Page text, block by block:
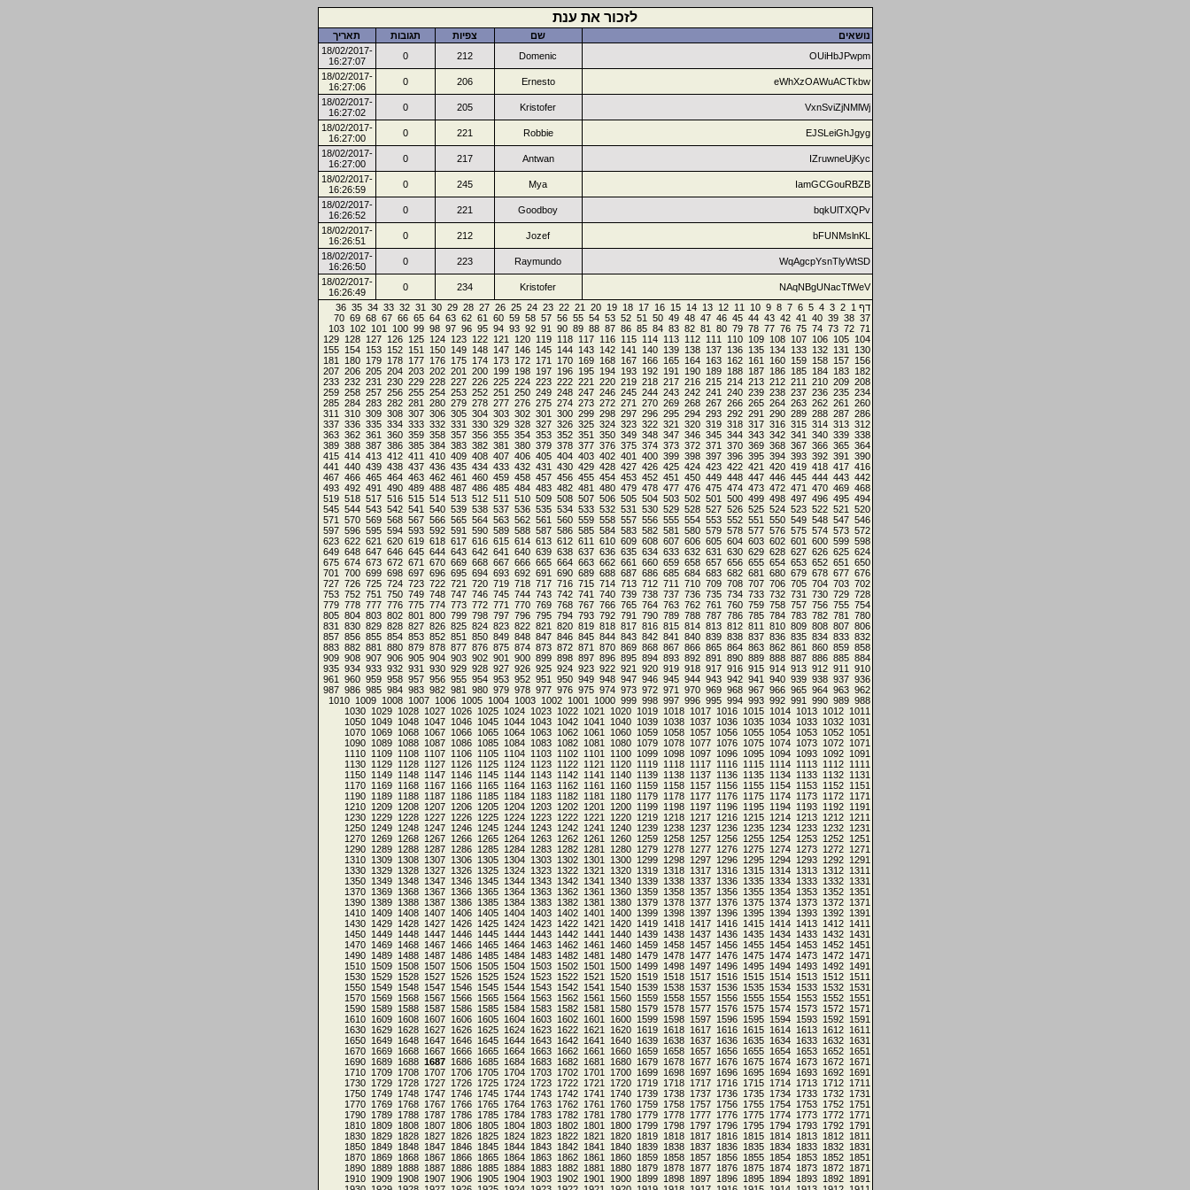
לזכור את ענת
נושאים שם צפיות תגובות
תאריך
OUiHbJPwpm
Domenic
212
0
18/02/2017-
16:27:07
eWhXzOAWuACTkbw
Ernesto
206
0
18/02/2017-
16:27:06
VxnSviZjNMlWj
Kristofer
205
0
18/02/2017-
16:27:02
EJSLeiGhJgyg
Robbie
221
0
18/02/2017-
16:27:00
IZruwneUjKyc
Antwan
217
0
18/02/2017-
16:27:00
IamGCGouRBZB
Mya
245
0
18/02/2017-
16:26:59
bqkUlTXQPv
Goodboy
221
0
18/02/2017-
16:26:52
bFUNMslnKL
Jozef
212
0
18/02/2017-
16:26:51
WqAgcpYsnTlyWtSD
Raymundo
223
0
18/02/2017-
16:26:50
NAqNBgUNacTfWeV
Kristofer
234
0
18/02/2017-
16:26:49
דף 1
2
3
4
5
6
7
8
9
10
11
12
13
14
15
16
17
18
19
20
21
22
23
24
25
26
27
28
29
30
31
32
33
34
35
36
37
38
39
40
41
42
43
44
45
46
47
48
49
50
51
52
53
54
55
56
57
58
59
60
61
62
63
64
65
66
67
68
69
70
71
72
73
74
75
76
77
78
79
80
81
82
83
84
85
86
87
88
89
90
91
92
93
94
95
96
97
98
99
100
101
102
103
104
105
106
107
108
109
110
111
112
113
114
115
116
117
118
119
120
121
122
123
124
125
126
127
128
129
130
131
132
133
134
135
136
137
138
139
140
141
142
143
144
145
146
147
148
149
150
151
152
153
154
155
156
157
158
159
160
161
162
163
164
165
166
167
168
169
170
171
172
173
174
175
176
177
178
179
180
181
182
183
184
185
186
187
188
189
190
191
192
193
194
195
196
197
198
199
200
201
202
203
204
205
206
207
208
209
210
211
212
213
214
215
216
217
218
219
220
221
222
223
224
225
226
227
228
229
230
231
232
233
234
235
236
237
238
239
240
241
242
243
244
245
246
247
248
249
250
251
252
253
254
255
256
257
258
259
260
261
262
263
264
265
266
267
268
269
270
271
272
273
274
275
276
277
278
279
280
281
282
283
284
285
286
287
288
289
290
291
292
293
294
295
296
297
298
299
300
301
302
303
304
305
306
307
308
309
310
311
312
313
314
315
316
317
318
319
320
321
322
323
324
325
326
327
328
329
330
331
332
333
334
335
336
337
338
339
340
341
342
343
344
345
346
347
348
349
350
351
352
353
354
355
356
357
358
359
360
361
362
363
364
365
366
367
368
369
370
371
372
373
374
375
376
377
378
379
380
381
382
383
384
385
386
387
388
389
390
391
392
393
394
395
396
397
398
399
400
401
402
403
404
405
406
407
408
409
410
411
412
413
414
415
416
417
418
419
420
421
422
423
424
425
426
427
428
429
430
431
432
433
434
435
436
437
438
439
440
441
442
443
444
445
446
447
448
449
450
451
452
453
454
455
456
457
458
459
460
461
462
463
464
465
466
467
468
469
470
471
472
473
474
475
476
477
478
479
480
481
482
483
484
485
486
487
488
489
490
491
492
493
494
495
496
497
498
499
500
501
502
503
504
505
506
507
508
509
510
511
512
513
514
515
516
517
518
519
520
521
522
523
524
525
526
527
528
529
530
531
532
533
534
535
536
537
538
539
540
541
542
543
544
545
546
547
548
549
550
551
552
553
554
555
556
557
558
559
560
561
562
563
564
565
566
567
568
569
570
571
572
573
574
575
576
577
578
579
580
581
582
583
584
585
586
587
588
589
590
591
592
593
594
595
596
597
598
599
600
601
602
603
604
605
606
607
608
609
610
611
612
613
614
615
616
617
618
619
620
621
622
623
624
625
626
627
628
629
630
631
632
633
634
635
636
637
638
639
640
641
642
643
644
645
646
647
648
649
650
651
652
653
654
655
656
657
658
659
660
661
662
663
664
665
666
667
668
669
670
671
672
673
674
675
676
677
678
679
680
681
682
683
684
685
686
687
688
689
690
691
692
693
694
695
696
697
698
699
700
701
702
703
704
705
706
707
708
709
710
711
712
713
714
715
716
717
718
719
720
721
722
723
724
725
726
727
728
729
730
731
732
733
734
735
736
737
738
739
740
741
742
743
744
745
746
747
748
749
750
751
752
753
754
755
756
757
758
759
760
761
762
763
764
765
766
767
768
769
770
771
772
773
774
775
776
777
778
779
780
781
782
783
784
785
786
787
788
789
790
791
792
793
794
795
796
797
798
799
800
801
802
803
804
805
806
807
808
809
810
811
812
813
814
815
816
817
818
819
820
821
822
823
824
825
826
827
828
829
830
831
832
833
834
835
836
837
838
839
840
841
842
843
844
845
846
847
848
849
850
851
852
853
854
855
856
857
858
859
860
861
862
863
864
865
866
867
868
869
870
871
872
873
874
875
876
877
878
879
880
881
882
883
884
885
886
887
888
889
890
891
892
893
894
895
896
897
898
899
900
901
902
903
904
905
906
907
908
909
910
911
912
913
914
915
916
917
918
919
920
921
922
923
924
925
926
927
928
929
930
931
932
933
934
935
936
937
938
939
940
941
942
943
944
945
946
947
948
949
950
951
952
953
954
955
956
957
958
959
960
961
962
963
964
965
966
967
968
969
970
971
972
973
974
975
976
977
978
979
980
981
982
983
984
985
986
987
988
989
990
991
992
993
994
995
996
997
998
999
1000
1001
1002
1003
1004
1005
1006
1007
1008
1009
1010
1011
1012
1013
1014
1015
1016
1017
1018
1019
1020
1021
1022
1023
1024
1025
1026
1027
1028
1029
1030
1031
1032
1033
1034
1035
1036
1037
1038
1039
1040
1041
1042
1043
1044
1045
1046
1047
1048
1049
1050
1051
1052
1053
1054
1055
1056
1057
1058
1059
1060
1061
1062
1063
1064
1065
1066
1067
1068
1069
1070
1071
1072
1073
1074
1075
1076
1077
1078
1079
1080
1081
1082
1083
1084
1085
1086
1087
1088
1089
1090
1091
1092
1093
1094
1095
1096
1097
1098
1099
1100
1101
1102
1103
1104
1105
1106
1107
1108
1109
1110
1111
1112
1113
1114
1115
1116
1117
1118
1119
1120
1121
1122
1123
1124
1125
1126
1127
1128
1129
1130
1131
1132
1133
1134
1135
1136
1137
1138
1139
1140
1141
1142
1143
1144
1145
1146
1147
1148
1149
1150
1151
1152
1153
1154
1155
1156
1157
1158
1159
1160
1161
1162
1163
1164
1165
1166
1167
1168
1169
1170
1171
1172
1173
1174
1175
1176
1177
1178
1179
1180
1181
1182
1183
1184
1185
1186
1187
1188
1189
1190
1191
1192
1193
1194
1195
1196
1197
1198
1199
1200
1201
1202
1203
1204
1205
1206
1207
1208
1209
1210
1211
1212
1213
1214
1215
1216
1217
1218
1219
1220
1221
1222
1223
1224
1225
1226
1227
1228
1229
1230
1231
1232
1233
1234
1235
1236
1237
1238
1239
1240
1241
1242
1243
1244
1245
1246
1247
1248
1249
1250
1251
1252
1253
1254
1255
1256
1257
1258
1259
1260
1261
1262
1263
1264
1265
1266
1267
1268
1269
1270
1271
1272
1273
1274
1275
1276
1277
1278
1279
1280
1281
1282
1283
1284
1285
1286
1287
1288
1289
1290
1291
1292
1293
1294
1295
1296
1297
1298
1299
1300
1301
1302
1303
1304
1305
1306
1307
1308
1309
1310
1311
1312
1313
1314
1315
1316
1317
1318
1319
1320
1321
1322
1323
1324
1325
1326
1327
1328
1329
1330
1331
1332
1333
1334
1335
1336
1337
1338
1339
1340
1341
1342
1343
1344
1345
1346
1347
1348
1349
1350
1351
1352
1353
1354
1355
1356
1357
1358
1359
1360
1361
1362
1363
1364
1365
1366
1367
1368
1369
1370
1371
1372
1373
1374
1375
1376
1377
1378
1379
1380
1381
1382
1383
1384
1385
1386
1387
1388
1389
1390
1391
1392
1393
1394
1395
1396
1397
1398
1399
1400
1401
1402
1403
1404
1405
1406
1407
1408
1409
1410
1411
1412
1413
1414
1415
1416
1417
1418
1419
1420
1421
1422
1423
1424
1425
1426
1427
1428
1429
1430
1431
1432
1433
1434
1435
1436
1437
1438
1439
1440
1441
1442
1443
1444
1445
1446
1447
1448
1449
1450
1451
1452
1453
1454
1455
1456
1457
1458
1459
1460
1461
1462
1463
1464
1465
1466
1467
1468
1469
1470
1471
1472
1473
1474
1475
1476
1477
1478
1479
1480
1481
1482
1483
1484
1485
1486
1487
1488
1489
1490
1491
1492
1493
1494
1495
1496
1497
1498
1499
1500
1501
1502
1503
1504
1505
1506
1507
1508
1509
1510
1511
1512
1513
1514
1515
1516
1517
1518
1519
1520
1521
1522
1523
1524
1525
1526
1527
1528
1529
1530
1531
1532
1533
1534
1535
1536
1537
1538
1539
1540
1541
1542
1543
1544
1545
1546
1547
1548
1549
1550
1551
1552
1553
1554
1555
1556
1557
1558
1559
1560
1561
1562
1563
1564
1565
1566
1567
1568
1569
1570
1571
1572
1573
1574
1575
1576
1577
1578
1579
1580
1581
1582
1583
1584
1585
1586
1587
1588
1589
1590
1591
1592
1593
1594
1595
1596
1597
1598
1599
1600
1601
1602
1603
1604
1605
1606
1607
1608
1609
1610
1611
1612
1613
1614
1615
1616
1617
1618
1619
1620
1621
1622
1623
1624
1625
1626
1627
1628
1629
1630
1631
1632
1633
1634
1635
1636
1637
1638
1639
1640
1641
1642
1643
1644
1645
1646
1647
1648
1649
1650
1651
1652
1653
1654
1655
1656
1657
1658
1659
1660
1661
1662
1663
1664
1665
1666
1667
1668
1669
1670
1671
1672
1673
1674
1675
1676
1677
1678
1679
1680
1681
1682
1683
1684
1685
1686
1687
1688
1689
1690
1691
1692
1693
1694
1695
1696
1697
1698
1699
1700
1701
1702
1703
1704
1705
1706
1707
1708
1709
1710
1711
1712
1713
1714
1715
1716
1717
1718
1719
1720
1721
1722
1723
1724
1725
1726
1727
1728
1729
1730
1731
1732
1733
1734
1735
1736
1737
1738
1739
1740
1741
1742
1743
1744
1745
1746
1747
1748
1749
1750
1751
1752
1753
1754
1755
1756
1757
1758
1759
1760
1761
1762
1763
1764
1765
1766
1767
1768
1769
1770
1771
1772
1773
1774
1775
1776
1777
1778
1779
1780
1781
1782
1783
1784
1785
1786
1787
1788
1789
1790
1791
1792
1793
1794
1795
1796
1797
1798
1799
1800
1801
1802
1803
1804
1805
1806
1807
1808
1809
1810
1811
1812
1813
1814
1815
1816
1817
1818
1819
1820
1821
1822
1823
1824
1825
1826
1827
1828
1829
1830
1831
1832
1833
1834
1835
1836
1837
1838
1839
1840
1841
1842
1843
1844
1845
1846
1847
1848
1849
1850
1851
1852
1853
1854
1855
1856
1857
1858
1859
1860
1861
1862
1863
1864
1865
1866
1867
1868
1869
1870
1871
1872
1873
1874
1875
1876
1877
1878
1879
1880
1881
1882
1883
1884
1885
1886
1887
1888
1889
1890
1891
1892
1893
1894
1895
1896
1897
1898
1899
1900
1901
1902
1903
1904
1905
1906
1907
1908
1909
1910